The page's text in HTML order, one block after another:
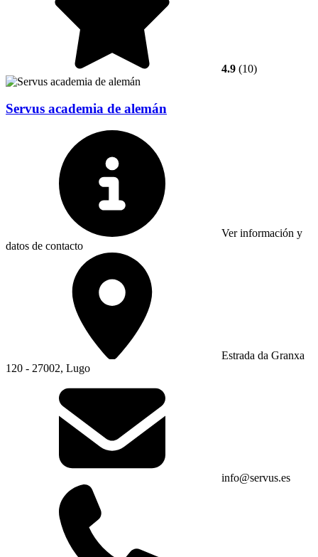
4.9 (10)
Servus academia de alemán
Ver información y
datos de contacto
Estrada da Granxa
120 - 27002, Lugo
info@servus.es